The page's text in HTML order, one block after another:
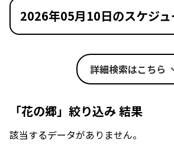
2026年05月10日のスケジ
詳細検索はこちら
「花の郷」絞り込み 結果
該当するデータがありません。